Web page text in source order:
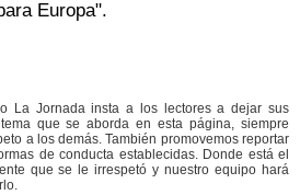
Europa".
La Jornada insta a los lectores a dejar sus
que se aborda en esta página, siempre
a los demás. También promovemos reportar
de conducta establecidas. Donde está el
que se le irrespetó y nuestro equipo hará